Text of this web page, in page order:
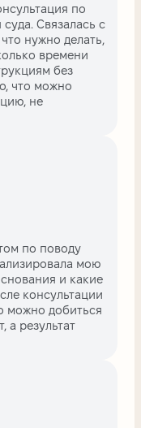
по
Связалась с
нужно делать,
времени
без
что можно
не
по поводу
мою
и какие
консультации
можно добиться
а результат